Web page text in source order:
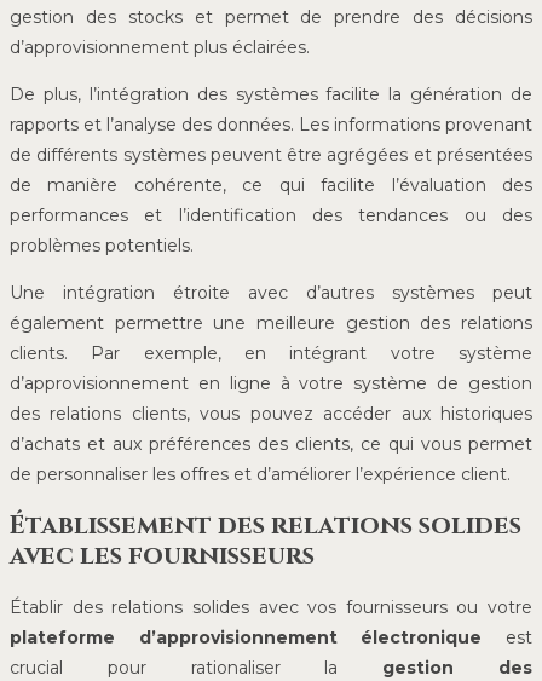
gestion des stocks et permet de prendre des décisions
d’approvisionnement plus éclairées.
De plus, l’intégration des systèmes facilite la génération de
rapports et l’analyse des données. Les informations provenant
de différents systèmes peuvent être agrégées et présentées
de manière cohérente, ce qui facilite l’évaluation des
performances et l’identification des tendances ou des
problèmes potentiels.
Une intégration étroite avec d’autres systèmes peut
également permettre une meilleure gestion des relations
clients. Par exemple, en intégrant votre système
d’approvisionnement en ligne à votre système de gestion
des relations clients, vous pouvez accéder aux historiques
d’achats et aux préférences des clients, ce qui vous permet
de personnaliser les offres et d’améliorer l’expérience client.
Établissement des relations solides
avec les fournisseurs
Établir des relations solides avec vos fournisseurs ou votre
plateforme d’approvisionnement électronique est
crucial pour rationaliser la gestion des